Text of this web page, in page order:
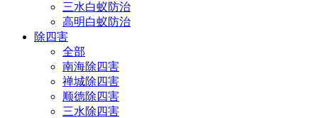
三水白蚁防治
高明白蚁防治
除四害
全部
南海除四害
禅城除四害
顺德除四害
三水除四害